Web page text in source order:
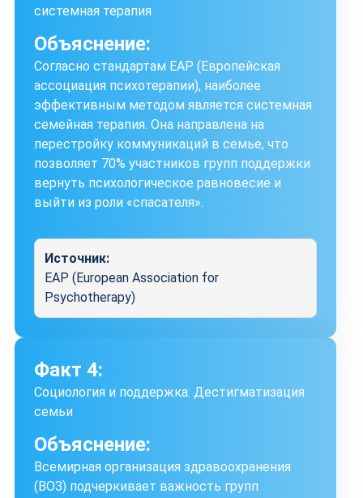
системная терапия
Объяснение:
Согласно стандартам EAP (Европейская
ассоциация психотерапии), наиболее
эффективным методом является системная
семейная терапия. Она направлена на
перестройку коммуникаций в семье, что
позволяет 70% участников групп поддержки
вернуть психологическое равновесие и
выйти из роли «спасателя».
Источник:
EAP (European Association for
Psychotherapy)
Факт 4:
Социология и поддержка: Дестигматизация
семьи
Объяснение:
Всемирная организация здравоохранения
(ВОЗ) подчеркивает важность групп